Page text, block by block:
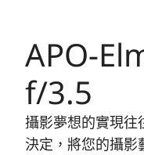
光圈最小值
32
卡口
APO-
f/3.5
攝影夢想的實現往
決定，將您的攝影